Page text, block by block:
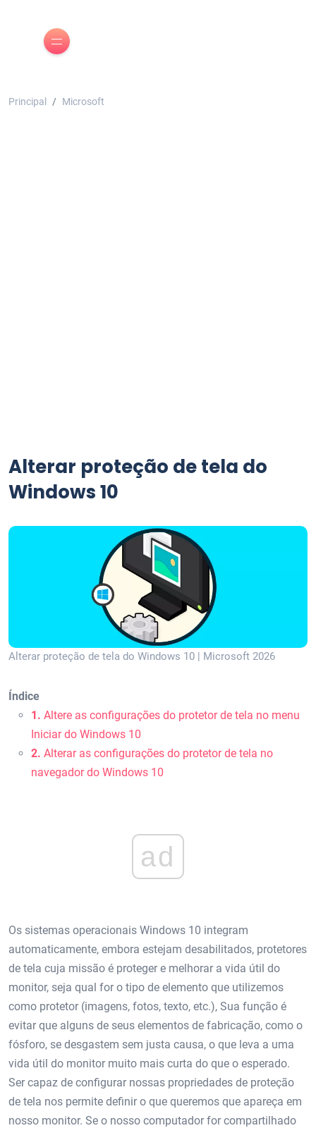
Principal Microsoft
Alterar proteção de tela do
Windows 10
Alterar proteção de tela do Windows 10 | Microsoft 2026
Índice
1. Altere as configurações do protetor de tela no menu
Iniciar do Windows 10
2. Alterar as configurações do protetor de tela no
navegador do Windows 10
ad
Os sistemas operacionais Windows 10 integram
automaticamente, embora estejam desabilitados, protetores
de tela cuja missão é proteger e melhorar a vida útil do
monitor, seja qual for o tipo de elemento que utilizemos
como protetor (imagens, fotos, texto, etc.), Sua função é
evitar que alguns de seus elementos de fabricação, como o
fósforo, se desgastem sem justa causa, o que leva a uma
vida útil do monitor muito mais curta do que o esperado.
Ser capaz de configurar nossas propriedades de proteção
de tela nos permite definir o que queremos que apareça em
nosso monitor. Se o nosso computador for compartilhado